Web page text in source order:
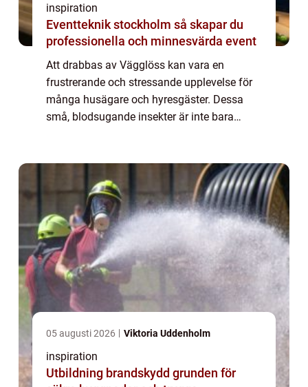
inspiration
Eventteknik stockholm så skapar du
professionella och minnesvärda event
Att drabbas av Vägglöss kan vara en
frustrerande och stressande upplevelse för
många husägare och hyresgäster. Dessa
små, blodsugande insekter är inte bara
05 augusti 2026 Viktoria Uddenholm
inspiration
Utbildning brandskydd grunden för